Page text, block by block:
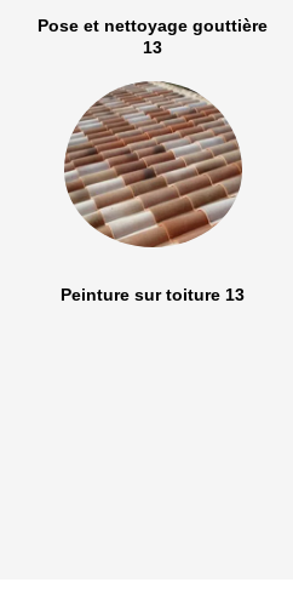
Pose et nettoyage gouttière
13
Peinture sur toiture 13